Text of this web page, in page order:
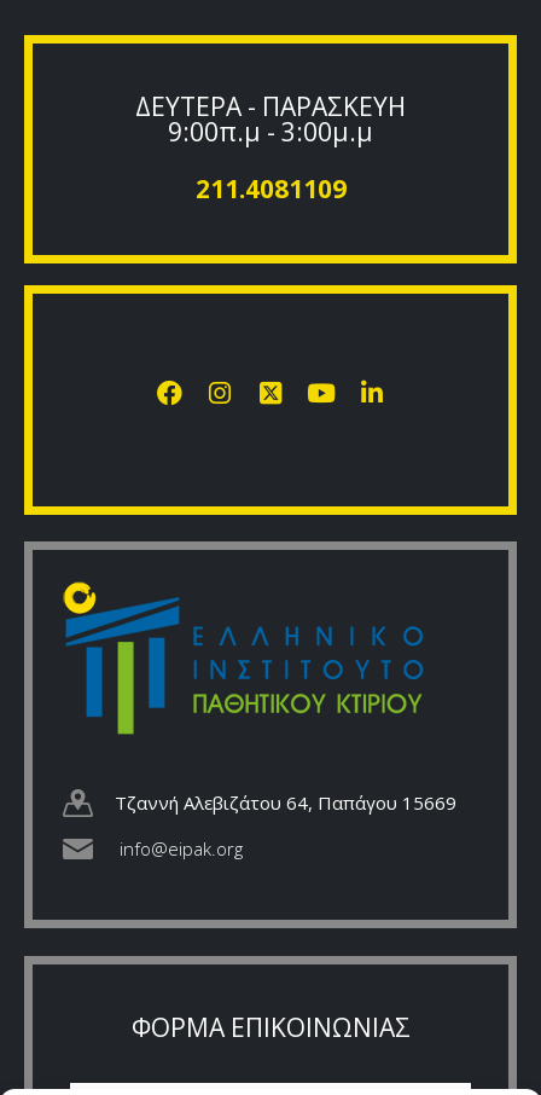
Τζαννή Αλεβιζάτου 64, Παπάγου 15669
info@eipak.org
ΔΕΥΤΕΡΑ - ΠΑΡΑΣΚΕΥΗ
9:00π.μ - 3:00μ.μ
211.4081109
ΦΟΡΜΑ ΕΠΙΚΟΙΝΩΝΙΑΣ